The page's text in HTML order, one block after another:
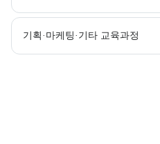
기획·마케팅·기타 교육과정